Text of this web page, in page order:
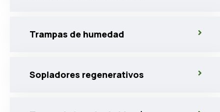
Trampas de humedad
Sopladores regenerativos